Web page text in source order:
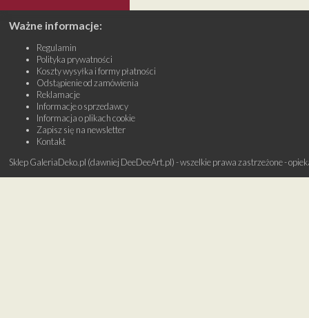
Ważne informacje:
Regulamin
Polityka prywatności
Koszty wysyłka i formy płatności
Odstąpienie od zamówienia
Reklamacje
Informacje o sprzedawcy
Informacja o plikach cookie
Zapisz się na newsletter
Kontakt
Sklep GaleriaDeko.pl (dawniej DeeDeeArt.pl) - wszelkie prawa zastrzeżone -